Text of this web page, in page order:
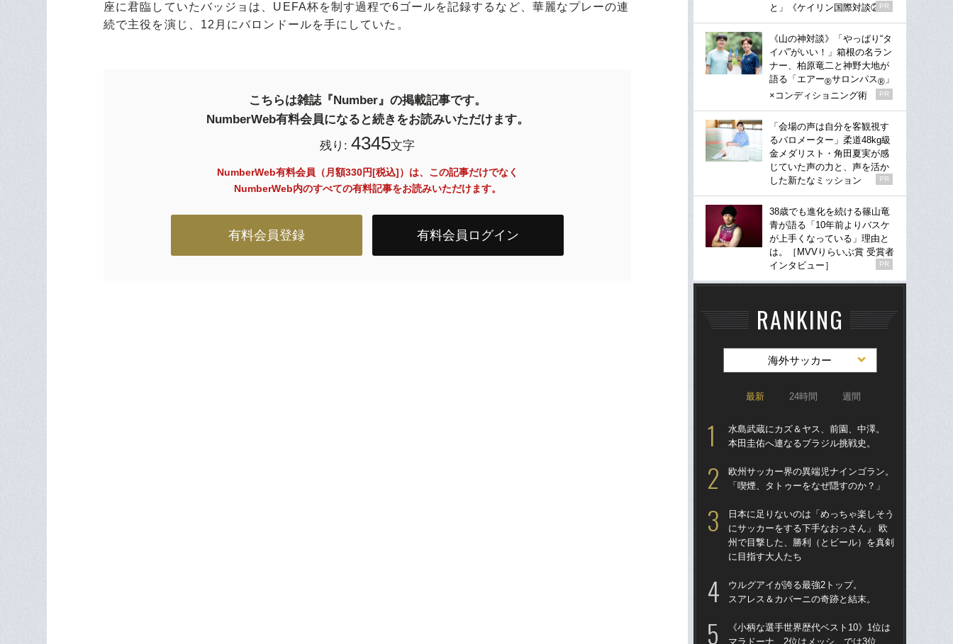
座に君臨していたバッジョは、UEFA杯を制す過程で6ゴールを記録するなど、華麗なプレーの連
続で主役を演じ、12月にバロンドールを手にしていた。
こちらは雑誌『Number』の掲載記事です。
NumberWeb有料会員になると続きをお読みいただけます。
残り: 4345文字
NumberWeb有料会員（月額330円[税込]）は、この記事だけでなく
NumberWeb内のすべての有料記事をお読みいただけます。
有料会員登録 有料会員ログイン
と」《ケイリン国際対談②》
PR
《山の神対談》「やっぱり“タ
イパ”がいい！」箱根の名ラン
ナー、柏原竜二と神野大地が
語る「エアー®サロンパス® 」
×コンディショニング術
PR
「会場の声は自分を客観視す
るバロメーター」柔道48kg級
金メダリスト・角田夏実が感
じていた声の力と、声を活か
した新たなミッション
PR
38歳でも進化を続ける篠山竜
青が語る「10年前よりバスケ
が上手くなっている」理由と
は。［MVVりらいぶ賞 受賞者
インタビュー］
PR
RANKING
海外サッカー
最新 24時間 週間
水島武蔵にカズ＆ヤス、前園、中澤。
本田圭佑へ連なるブラジル挑戦史。
欧州サッカー界の異端児ナインゴラン。
「喫煙、タトゥーをなぜ隠すのか？」
日本に足りないのは「めっちゃ楽しそう
にサッカーをする下手なおっさん」 欧
州で目撃した、勝利（とビール）を真剣
に目指す大人たち
ウルグアイが誇る最強2トップ。
スアレス＆カバーニの奇跡と結末。
《小柄な選手世界歴代ベスト10》1位は
マラドーナ、2位はメッシ、では3位